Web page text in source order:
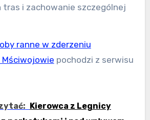
i zachowanie szczególnej
ranne w zderzeniu
pochodzi z serwisu
Kierowca z Legnicy